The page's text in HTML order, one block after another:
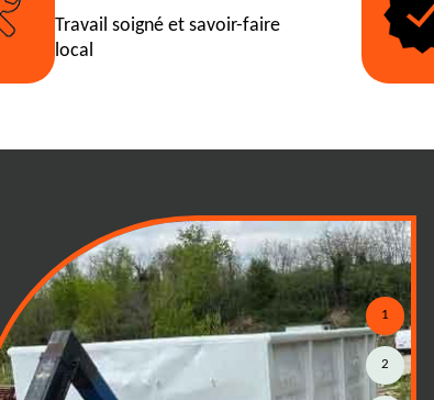
Travail soigné et savoir-faire
local
Location économique de
tout venant en région
Opter pour une location économique de
région 01250 est une solution astucieuse pour
1
2